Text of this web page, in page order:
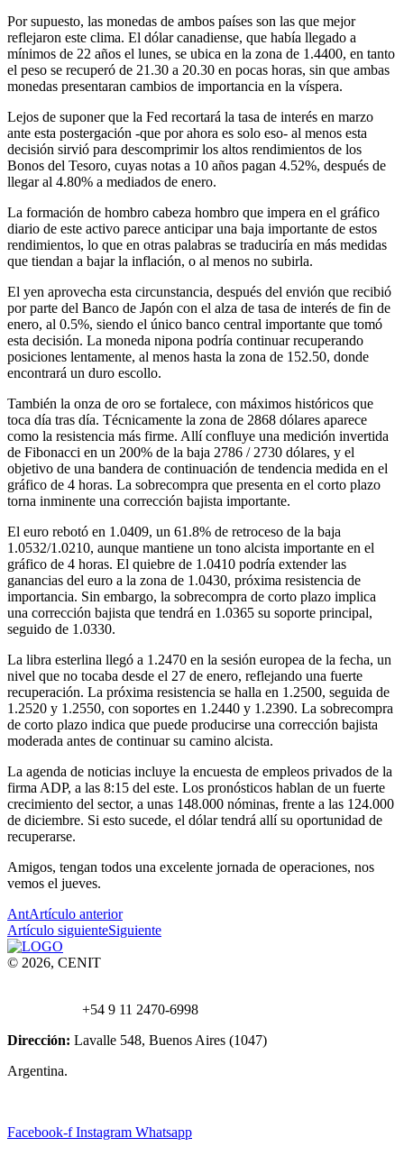
Por supuesto, las monedas de ambos países son las que mejor
reflejaron este clima. El dólar canadiense, que había llegado a
mínimos de 22 años el lunes, se ubica en la zona de 1.4400, en tanto
el peso se recuperó de 21.30 a 20.30 en pocas horas, sin que ambas
monedas presentaran cambios de importancia en la víspera.
Lejos de suponer que la Fed recortará la tasa de interés en marzo
ante esta postergación -que por ahora es solo eso- al menos esta
decisión sirvió para descomprimir los altos rendimientos de los
Bonos del Tesoro, cuyas notas a 10 años pagan 4.52%, después de
llegar al 4.80% a mediados de enero.
La formación de hombro cabeza hombro que impera en el gráfico
diario de este activo parece anticipar una baja importante de estos
rendimientos, lo que en otras palabras se traduciría en más medidas
que tiendan a bajar la inflación, o al menos no subirla.
El yen aprovecha esta circunstancia, después del envión que recibió
por parte del Banco de Japón con el alza de tasa de interés de fin de
enero, al 0.5%, siendo el único banco central importante que tomó
esta decisión. La moneda nipona podría continuar recuperando
posiciones lentamente, al menos hasta la zona de 152.50, donde
encontrará un duro escollo.
También la onza de oro se fortalece, con máximos históricos que
toca día tras día. Técnicamente la zona de 2868 dólares aparece
como la resistencia más firme. Allí confluye una medición invertida
de Fibonacci en un 200% de la baja 2786 / 2730 dólares, y el
objetivo de una bandera de continuación de tendencia medida en el
gráfico de 4 horas. La sobrecompra que presenta en el corto plazo
torna inminente una corrección bajista importante.
El euro rebotó en 1.0409, un 61.8% de retroceso de la baja
1.0532/1.0210, aunque mantiene un tono alcista importante en el
gráfico de 4 horas. El quiebre de 1.0410 podría extender las
ganancias del euro a la zona de 1.0430, próxima resistencia de
importancia. Sin embargo, la sobrecompra de corto plazo implica
una corrección bajista que tendrá en 1.0365 su soporte principal,
seguido de 1.0330.
La libra esterlina llegó a 1.2470 en la sesión europea de la fecha, un
nivel que no tocaba desde el 27 de enero, reflejando una fuerte
recuperación. La próxima resistencia se halla en 1.2500, seguida de
1.2520 y 1.2550, con soportes en 1.2440 y 1.2390. La sobrecompra
de corto plazo indica que puede producirse una corrección bajista
moderada antes de continuar su camino alcista.
La agenda de noticias incluye la encuesta de empleos privados de la
firma ADP, a las 8:15 del este. Los pronósticos hablan de un fuerte
crecimiento del sector, a unas 148.000 nóminas, frente a las 124.000
de diciembre. Si esto sucede, el dólar tendrá allí su oportunidad de
recuperarse.
Amigos, tengan todos una excelente jornada de operaciones, nos
vemos el jueves.
AntArtículo anterior
Artículo siguienteSiguiente
© 2026, CENIT
+54 9 11 2470-6998
Dirección: Lavalle 548, Buenos Aires (1047)
Argentina.
Facebook-f Instagram Whatsapp